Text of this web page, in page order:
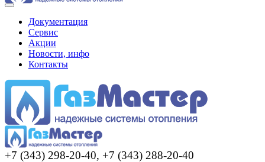
Документация
Сервис
Акции
Новости, инфо
Контакты
+7 (343) 298-20-40, +7 (343) 288-20-40